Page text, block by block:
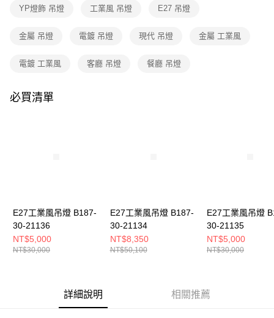
客戶支援中心」
https://netprotections.freshdesk.com/support/home
【注意事項】
權轉讓予恩沛科技股份有限公司。
https://aftee.tw/terms/#terms3
３．未成年的使用者請事先徵得法定代理人或監護人之同意方可使用
YP燈飾 吊燈 工業風 吊燈 E27 吊燈
金屬 吊燈 電鍍 吊燈 現代 吊燈 金屬 工業風
電鍍 工業風 客廳 吊燈 餐廳 吊燈
必買清單
E27工業風吊燈 B187-
30-21136
NT$5,000
NT$30,000
E27工業風吊燈 B187-
30-21134
NT$8,350
NT$50,100
E27工業風吊燈
30-21135
NT$5,000
NT$30,000
詳細說明 相關推薦